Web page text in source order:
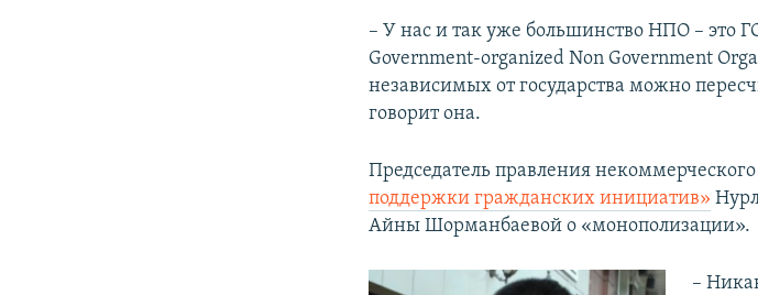
– У нас и так уже большинство НПО – это
Government-organized Non Government
независимых от государства можно
говорит она.
Председатель правления
поддержки гражданских инициатив»
Айны Шорманбаевой о «монополизации».
–